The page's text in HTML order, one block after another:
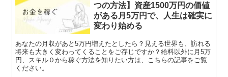
つの方法】資産1500万円の価値
がある月5万円で、人生は確実に
変わり始める
あなたの月収があと5万円増えたとしたら？見える世界も、訪れる
将来も大きく変わってくることをご存じですか？給料以外に月5万
円、スキル０から稼ぐ方法を知りたい方は、こちらの記事をご覧
ください。